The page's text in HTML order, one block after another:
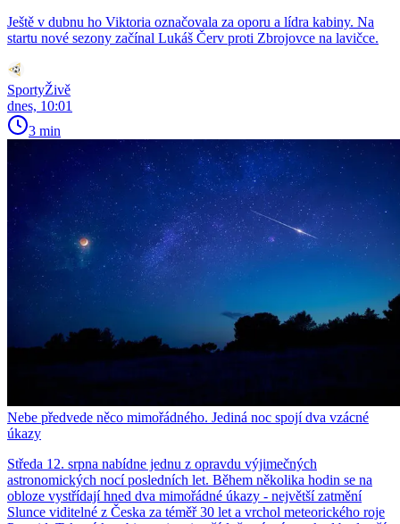
Ještě v dubnu ho Viktoria označovala za oporu a lídra kabiny. Na
startu nové sezony začínal Lukáš Červ proti Zbrojovce na lavičce.
SportyŽivě
dnes, 10:01
3 min
Nebe předvede něco mimořádného. Jediná noc spojí dva vzácné
úkazy
Středa 12. srpna nabídne jednu z opravdu výjimečných
astronomických nocí posledních let. Během několika hodin se na
obloze vystřídají hned dva mimořádné úkazy - největší zatmění
Slunce viditelné z Česka za téměř 30 let a vrchol meteorického roje